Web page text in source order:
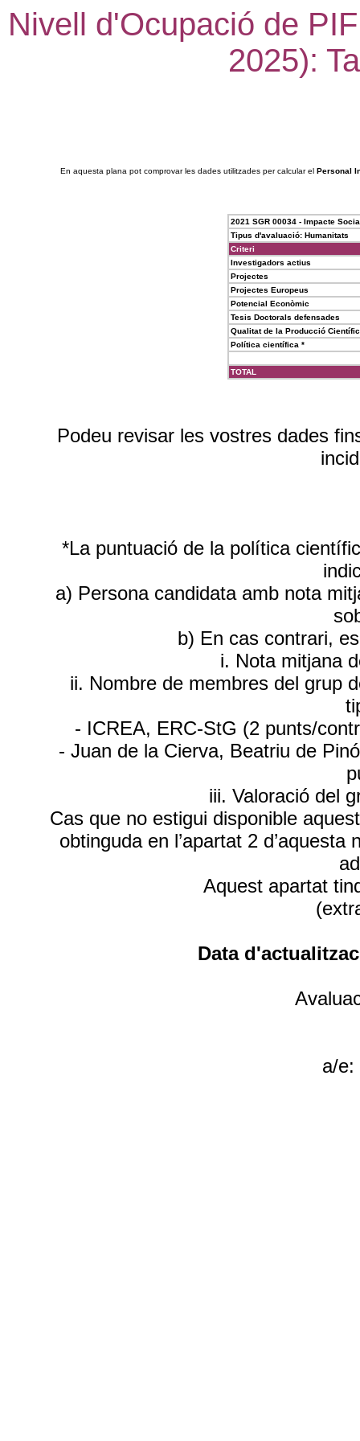
Nivell d'Ocupació de
2025):
En aquesta plana pot comprovar les dades utilitzades per calcular el Personal
2021 SGR 00034 - Impacte
Tipus d'avaluació: Humanitats
Criteri
Investigadors actius
Projectes
Projectes Europeus
Potencial Econòmic
Tesis Doctorals defensades
Qualitat de la Producció
Política científica *
TOTAL
Podeu revisar les vostres dades
*La puntuació de la política
a) Persona candidata amb nota
b) En cas contrari,
i. Nota mitjana
ii. Nombre de membres del grup
- ICREA, ERC-StG (2 punts/
- Juan de la Cierva, Beatriu de
iii. Valoració del
Cas que no estigui disponible
obtinguda en l’apartat 2
Aquest apartat
Data
a/e: